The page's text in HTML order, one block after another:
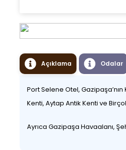
Açıklama Odalar
Port Selene Otel,
Kenti, Aytap Antik Kenti ve
Ayrıca Gazipaşa Havaalanı,